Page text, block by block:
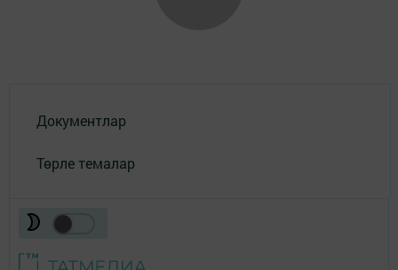
Документлар
Төрле темалар